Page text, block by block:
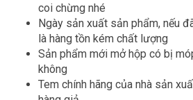
coi chừng nhé
Ngày sản xuất sản phẩm, nếu
là hàng tồn kém chất lượng
Sản phẩm mới mở hộp có bị
không
Tem chính hãng của nhà sản